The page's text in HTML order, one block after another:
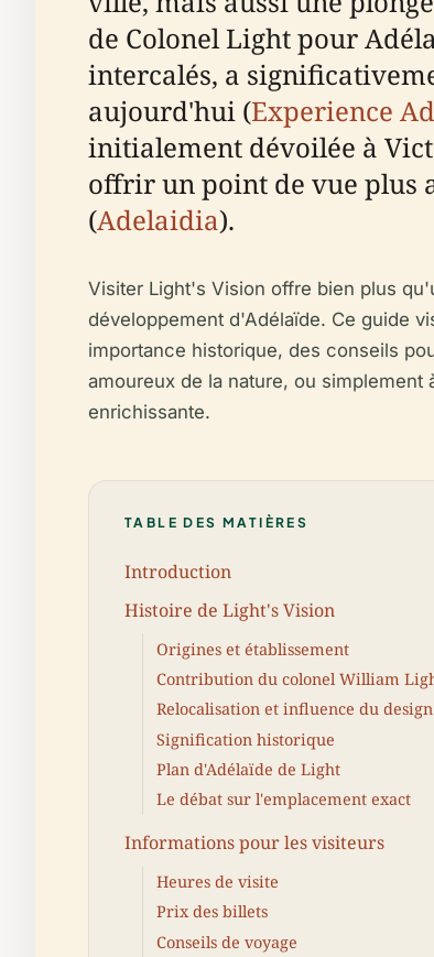
de Colonel Light pour
intercalés, a
aujourd'hui (Experience
initialement dévoilée à
offrir un point de vue plus
(Adelaidia).
Visiter Light's Vision offre bien plus
développement d'Adélaïde. Ce guide
importance historique, des conseils
amoureux de la nature, ou
enrichissante.
TABLE DES MATIÈRES
Introduction
Histoire de Light's Vision
Origines et établissement
Contribution du colonel William
Relocalisation et influence du design
Signification historique
Plan d'Adélaïde de Light
Le débat sur l'emplacement exact
Informations pour les visiteurs
Heures de visite
Prix des billets
Conseils de voyage